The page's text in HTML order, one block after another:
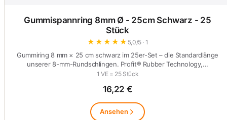
Gummispannring 8mm Ø - 25cm Schwarz - 25
Stück
★ ★ ★ ★ ★ 5,0/5 · 1
Gummiring 8 mm × 25 cm schwarz im 25er-Set – die Standardlänge
unserer 8-mm-Rundschlingen. Profit® Rubber Technology,…
1 VE = 25 Stück
16,22 €
Ansehen